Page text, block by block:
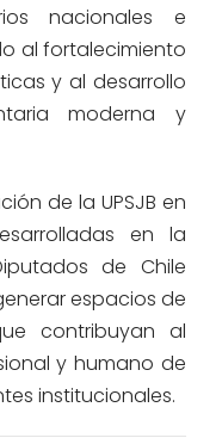
nacionales e
al fortalecimiento
y al desarrollo
moderna y
de la UPSJB en
en la
de Chile
espacios de
contribuyan al
y humano de
institucionales.